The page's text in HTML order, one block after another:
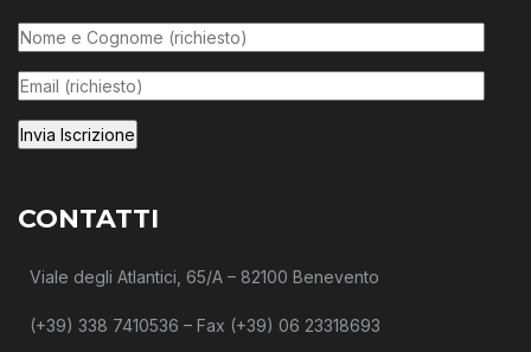
CONTATTI
Viale degli Atlantici, 65/A – 82100 Benevento
(+39) 338 7410536 – Fax (+39) 06 23318693